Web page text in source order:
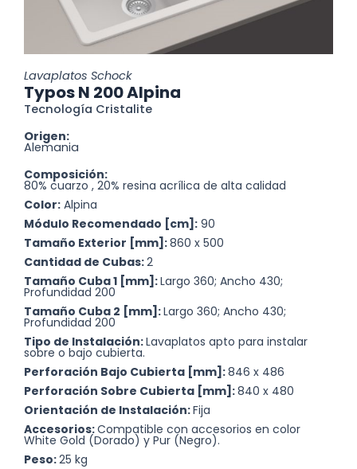
Lavaplatos Schock
Typos N 200 Alpina
Tecnología Cristalite
Origen:
Alemania
Composición:
80% cuarzo , 20% resina acrílica de alta calidad
Color: Alpina
Módulo Recomendado [cm]: 90
Tamaño Exterior [mm]:860 x 500
Cantidad de Cubas:2
Tamaño Cuba 1 [mm]:Largo 360; Ancho 430;
Profundidad 200
Tamaño Cuba 2 [mm]:Largo 360; Ancho 430;
Profundidad 200
Tipo de Instalación:Lavaplatos apto para instalar
sobre o bajo cubierta.
Perforación Bajo Cubierta [mm]:846 x 486
Perforación Sobre Cubierta [mm]:840 x 480
Orientación de Instalación:Fija
Accesorios:Compatible con accesorios en color
White Gold (Dorado) y Pur (Negro).
Peso:25 kg